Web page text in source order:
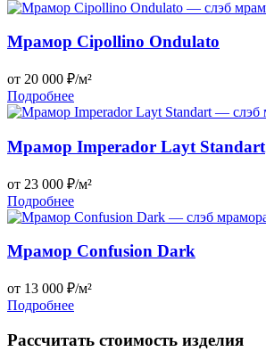
Мрамор Cipollino Ondulato
от 20 000 ₽/м²
Подробнее
Мрамор Imperador Layt Standart
от 23 000 ₽/м²
Подробнее
Мрамор Confusion Dark
от 13 000 ₽/м²
Подробнее
Рассчитать стоимость изделия